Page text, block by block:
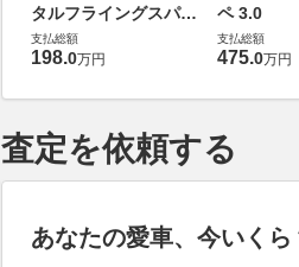
タルフライングスパー
6.0 4WD
支払総額
198.0万円
ペ 3.0
支払総額
475.0万円
査定を依頼する
あなたの愛車、今いくら